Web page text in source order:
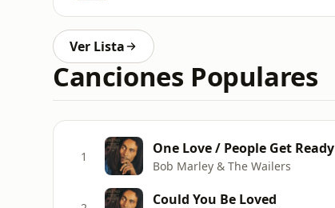
Ver Lista
Canciones Populares
1 One Love / People Get Ready
Bob Marley & The Wailers
Could You Be Loved